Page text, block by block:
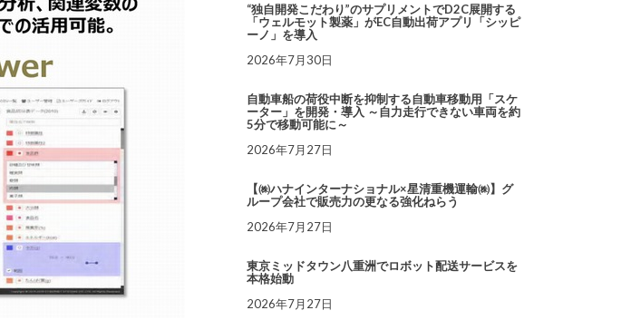
“独自開発こだわり”のサプリメントでD2C展開する
「ウェルモット製薬」がEC自動出荷アプリ「シッピ
ーノ」を導入
2026年7月30日
自動車船の荷役中断を抑制する自動車移動用「スケ
ーター」を開発・導入 ～自力走行できない車両を約
5分で移動可能に～
2026年7月27日
【㈱ハナインターナショナル×星清重機運輸㈱】グ
ループ会社で販売力の更なる強化ねらう
2026年7月27日
東京ミッドタウン八重洲でロボット配送サービスを
本格始動
2026年7月27日